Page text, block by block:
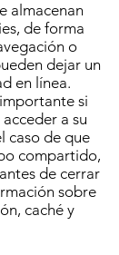
almacenan
de forma
o
dejar un
en línea.
si
a su
caso de que
compartido,
de cerrar
sobre
caché y